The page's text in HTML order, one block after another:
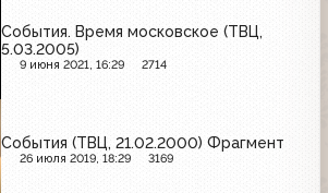
События. Время московское (ТВЦ,
5.03.2005)
9 июня 2021, 16:29 2714
События (ТВЦ, 21.02.2000) Фрагмент
26 июля 2019, 18:29 3169